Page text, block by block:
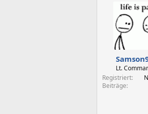
Lt.
Registriert
Beiträge